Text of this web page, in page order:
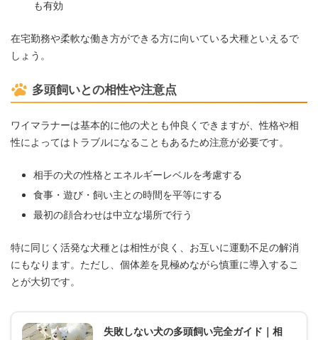
も有効
在宅勤務や柔軟な働き方ができる方に向いている犬種といえるで
しょう。
多頭飼いとの相性や注意点
ワイマラナーは基本的に他の犬とも仲良くできますが、性格や相
性によってはトラブルになることもあるため注意が必要です。
相手の犬の性格とエネルギーレベルを考慮する
食事・遊び・飼い主との時間を平等にする
最初の顔合わせは中立な場所で行う
特に同じく活発な犬種とは相性が良く、お互いに運動不足の解消
にもなります。ただし、個体差を見極めながら慎重に導入するこ
とが大切です。
失敗しない犬の多頭飼い完全ガイド｜相